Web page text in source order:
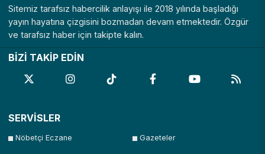
Sitemiz tarafsız habercilik anlayışı ile 2018 yılında başladığı
yayın hayatına çizgisini bozmadan devam etmektedir. Özgür
ve tarafsız haber için takipte kalın.
BİZİ TAKİP EDİN
SERVİSLER
Nöbetçi Eczane Gazeteler